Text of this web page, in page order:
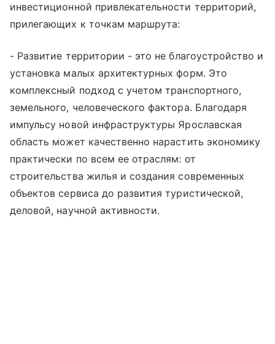
инвестиционной привлекательности территорий,
прилегающих к точкам маршрута:
- Развитие территории - это не благоустройство и
установка малых архитектурных форм. Это
комплексный подход с учетом транспортного,
земельного, человеческого фактора. Благодаря
импульсу новой инфраструктуры Ярославская
область может качественно нарастить экономику
практически по всем ее отраслям: от
строительства жилья и создания современных
объектов сервиса до развития туристической,
деловой, научной активности.